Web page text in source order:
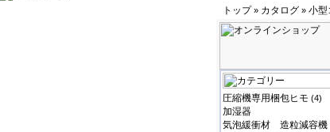
トップ» カタログ » 小型
圧縮機専用梱包ヒモ (4)
加湿器
気泡緩衝材 造粒減容機